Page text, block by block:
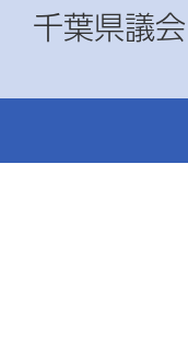
千葉県議会